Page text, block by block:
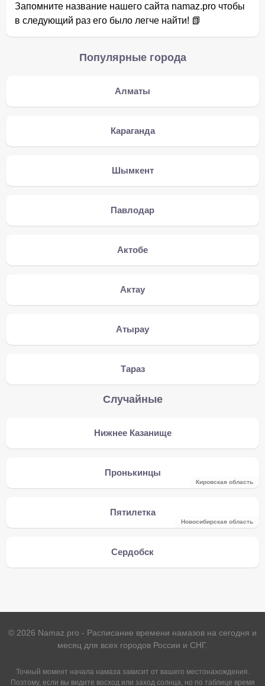
Запомните название нашего сайта namaz.pro чтобы
в следующий раз его было легче найти! 📗
Популярные города
Алматы
Караганда
Шымкент
Павлодар
Актобе
Актау
Атырау
Тараз
Случайные
Нижнее Казанище
Пронькинцы
Кировская область
Пятилетка
Новосибирская область
Сердобск
© 2026 Namaz.pro - Расписание времени намазов на сегодня и
месяц для всех городов России и СНГ.
Точный момент начала намаза зависит от вашего местонахождения.
Поэтому, если вы видите восход или заход солнца, но по таблице время